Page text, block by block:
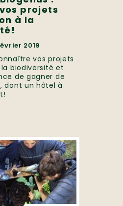
projets
à la
2019
vos projets
biodiversité et
de gagner de
dont un hôtel à